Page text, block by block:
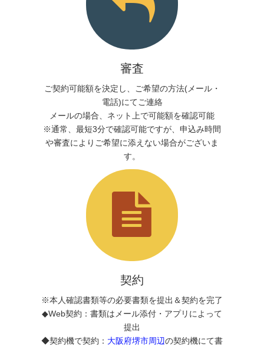
審査
ご契約可能額を決定し、ご希望の方法(メール・
電話)にてご連絡
メールの場合、ネット上で可能額を確認可能
※通常、最短3分で確認可能ですが、申込み時間
や審査によりご希望に添えない場合がございま
す。
契約
※本人確認書類等の必要書類を提出＆契約を完了
◆Web契約：書類はメール添付・アプリによって
提出
◆契約機で契約： 大阪府堺市周辺の契約機にて書